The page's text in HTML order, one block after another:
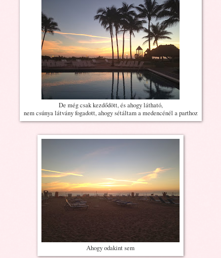
De még csak kezdődött, és ahogy látható,
nem csúnya látvány fogadott, ahogy sétáltam a medencénél a parthoz
Ahogy odakint sem